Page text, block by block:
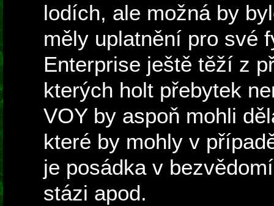
lodích, ale možná by
měly uplatnění pro své
Enterprise ještě těží z
kterých holt přebytek
VOY by aspoň mohli
které by mohly v
je posádka v
stázi apod.